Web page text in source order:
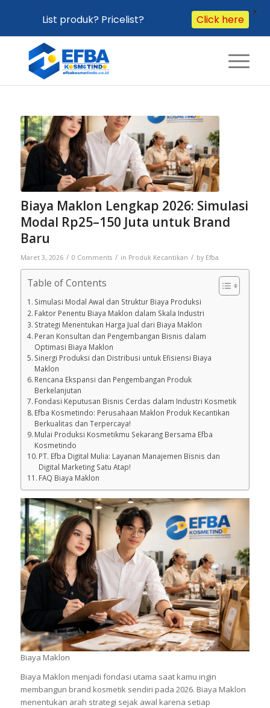
Biaya Maklon Lengkap 2026: Simulasi
Modal Rp25–150 Juta untuk Brand
Baru
Maret 3, 2026 / 0 Comments / in Produk Kecantikan / by Efba
Table of Contents
Simulasi Modal Awal dan Struktur Biaya Produksi
Faktor Penentu Biaya Maklon dalam Skala Industri
Strategi Menentukan Harga Jual dari Biaya Maklon
Peran Konsultan dan Pengembangan Bisnis dalam
Optimasi Biaya Maklon
Sinergi Produksi dan Distribusi untuk Efisiensi Biaya
Maklon
Rencana Ekspansi dan Pengembangan Produk
Berkelanjutan
Fondasi Keputusan Bisnis Cerdas dalam Industri Kosmetik
Efba Kosmetindo: Perusahaan Maklon Produk Kecantikan
Berkualitas dan Terpercaya!
Mulai Produksi Kosmetikmu Sekarang Bersama Efba
Kosmetindo
PT. Efba Digital Mulia: Layanan Manajemen Bisnis dan
Digital Marketing Satu Atap!
FAQ Biaya Maklon
Biaya Maklon
Biaya Maklon menjadi fondasi utama saat kamu ingin
membangun brand kosmetik sendiri pada 2026. Biaya Maklon
menentukan arah strategi sejak awal karena setiap
List produk? Pricelist? Click here
X